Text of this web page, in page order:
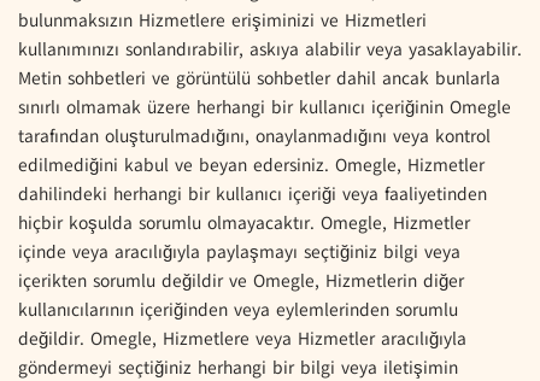
bulunmaksızın Hizmetlere erişiminizi ve Hizmetleri
kullanımınızı sonlandırabilir, askıya alabilir veya yasaklayabilir.
Metin sohbetleri ve görüntülü sohbetler dahil ancak bunlarla
sınırlı olmamak üzere herhangi bir kullanıcı içeriğinin Omegle
tarafından oluşturulmadığını, onaylanmadığını veya kontrol
edilmediğini kabul ve beyan edersiniz. Omegle, Hizmetler
dahilindeki herhangi bir kullanıcı içeriği veya faaliyetinden
hiçbir koşulda sorumlu olmayacaktır. Omegle, Hizmetler
içinde veya aracılığıyla paylaşmayı seçtiğiniz bilgi veya
içerikten sorumlu değildir ve Omegle, Hizmetlerin diğer
kullanıcılarının içeriğinden veya eylemlerinden sorumlu
değildir. Omegle, Hizmetlere veya Hizmetler aracılığıyla
göndermeyi seçtiğiniz herhangi bir bilgi veya iletişimin